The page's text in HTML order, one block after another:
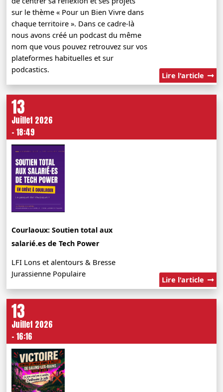
sur le thème « Pour un Bien Vivre dans
chaque territoire ». Dans ce cadre-là
nous avons créé un podcast du même
nom que vous pouvez retrouvez sur vos
plateformes habituelles et sur
podcastics.
Lire l'article
13
Juillet 2026
- 18:49
Courlaoux: Soutien total aux
salarié.es de Tech Power
LFI Lons et alentours & Bresse
Jurassienne Populaire
Lire l'article
13
Juillet 2026
- 16:16